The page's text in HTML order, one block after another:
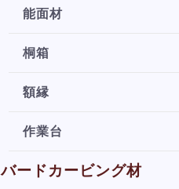
能面材
桐箱
額縁
作業台
バードカービング材